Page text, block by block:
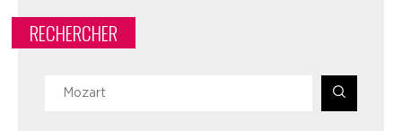
RECHERCHER